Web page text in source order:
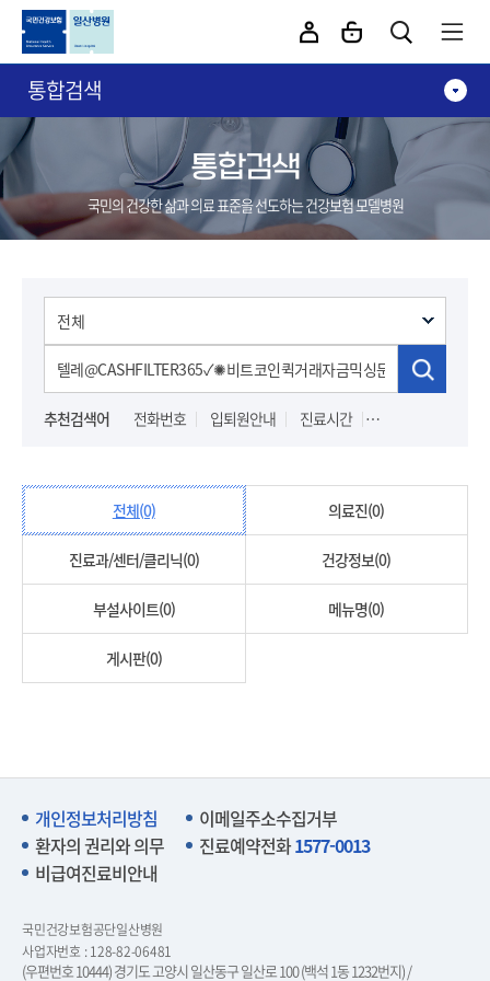
통합검색
통합검색
국민의 건강한 삶과 의료 표준을 선도하는 건강보험 모델병원
추천검색어 전화번호 입퇴원안내 진료시간
전체(0) 의료진(0)
진료과/센터/클리닉(0) 건강정보(0)
부설사이트(0) 메뉴명(0)
게시판(0)
개인정보처리방침
이메일주소수집거부
환자의 권리와 의무
진료예약전화1577-0013
비급여진료비안내
국민건강보험공단일산병원
사업자번호 : 128-82-06481
(우편번호 10444) 경기도 고양시 일산동구 일산로 100 (백석 1동 1232번지) /